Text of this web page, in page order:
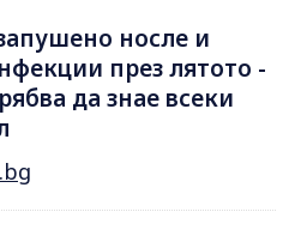
носле и
през лятотo -
да знае всеки